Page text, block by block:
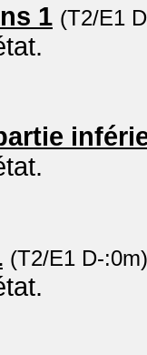
1 (T2/E1
(T2/E1 D-:0m)